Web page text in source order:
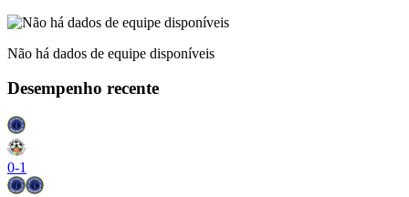
Não há dados de equipe disponíveis
Desempenho recente
0-1